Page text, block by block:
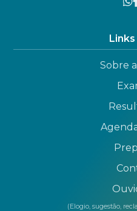
Sobre
(Elogio, sugestão,